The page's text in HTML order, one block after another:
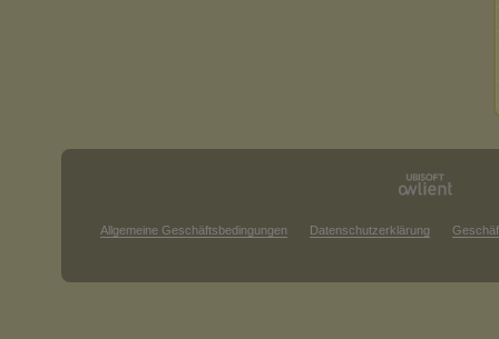
Allgemeine Geschäftsbedingungen Datenschutzerklärung